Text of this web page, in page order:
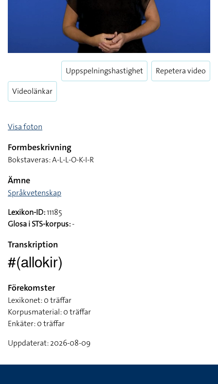
Videolänkar
Uppspelningshastighet Repetera video
Visa foton
Formbeskrivning
Bokstaveras: A-L-L-O-K-I-R
Ämne
Språkvetenskap
Lexikon-ID:11185
Glosa i STS-korpus:-
Transkription
#(allokir)
Förekomster
Lexikonet: 0 träffar
Korpusmaterial: 0 träffar
Enkäter: 0 träffar
Uppdaterat: 2026-08-09